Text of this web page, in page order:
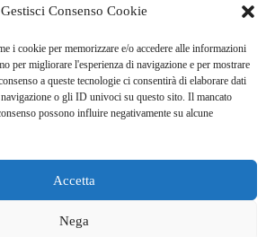
Gestisci Consenso Cookie
i cookie per memorizzare e/o accedere alle informazioni
per migliorare l'esperienza di navigazione e per mostrare
a queste tecnologie ci consentirà di elaborare dati
o gli ID univoci su questo sito. Il mancato
possono influire negativamente su alcune
Accetta
Nega
Iscriviti